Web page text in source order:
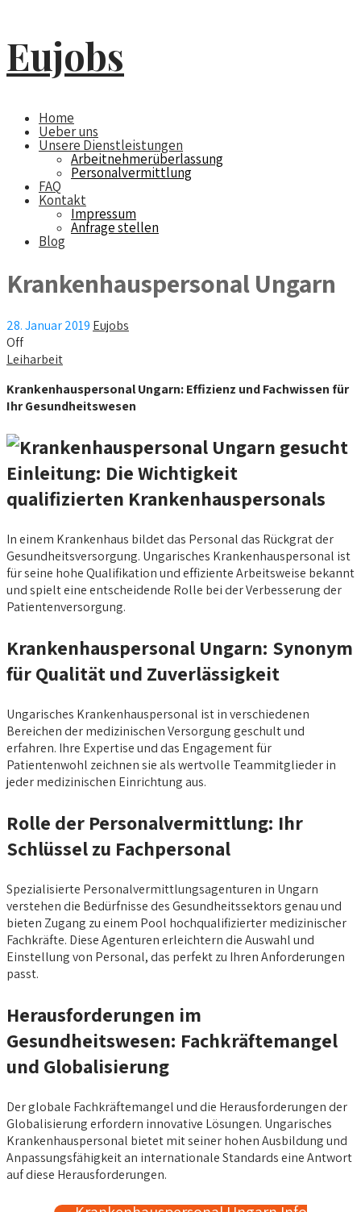
Eujobs
Home
Ueber uns
Unsere Dienstleistungen
Arbeitnehmerüberlassung
Personalvermittlung
FAQ
Kontakt
Impressum
Anfrage stellen
Blog
Krankenhauspersonal Ungarn
28. Januar 2019 Eujobs
Off
Leiharbeit
Krankenhauspersonal Ungarn: Effizienz und Fachwissen für
Ihr Gesundheitswesen
Einleitung: Die Wichtigkeit
qualifizierten Krankenhauspersonals
In einem Krankenhaus bildet das Personal das Rückgrat der
Gesundheitsversorgung. Ungarisches Krankenhauspersonal ist
für seine hohe Qualifikation und effiziente Arbeitsweise bekannt
und spielt eine entscheidende Rolle bei der Verbesserung der
Patientenversorgung.
Krankenhauspersonal Ungarn: Synonym
für Qualität und Zuverlässigkeit
Ungarisches Krankenhauspersonal ist in verschiedenen
Bereichen der medizinischen Versorgung geschult und
erfahren. Ihre Expertise und das Engagement für
Patientenwohl zeichnen sie als wertvolle Teammitglieder in
jeder medizinischen Einrichtung aus.
Rolle der Personalvermittlung: Ihr
Schlüssel zu Fachpersonal
Spezialisierte Personalvermittlungsagenturen in Ungarn
verstehen die Bedürfnisse des Gesundheitssektors genau und
bieten Zugang zu einem Pool hochqualifizierter medizinischer
Fachkräfte. Diese Agenturen erleichtern die Auswahl und
Einstellung von Personal, das perfekt zu Ihren Anforderungen
passt.
Herausforderungen im
Gesundheitswesen: Fachkräftemangel
und Globalisierung
Der globale Fachkräftemangel und die Herausforderungen der
Globalisierung erfordern innovative Lösungen. Ungarisches
Krankenhauspersonal bietet mit seiner hohen Ausbildung und
Anpassungsfähigkeit an internationale Standards eine Antwort
auf diese Herausforderungen.